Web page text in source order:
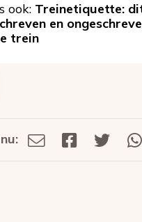
ook: Treinetiquette:
en
trein
Deel
Deel
Deel
Deel